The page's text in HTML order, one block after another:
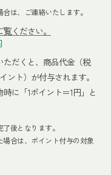
は、ご連絡いたします。
ください。
だくと、商品代金（税
ント）が付与されます。
に「1ポイント＝1円」と
後となります。
合は、ポイント付与の対象